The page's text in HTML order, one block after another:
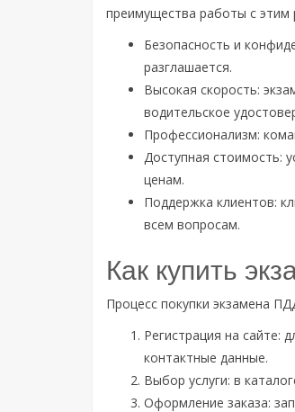
преимущества работы с этим
Безопасность и
разглашается.
Высокая скорость:
водительское
Профессионализм:
Доступная стоимость:
ценам.
Поддержка клиентов:
всем вопросам.
Как купить
Процесс покупки экзамена
Регистрация на сайте:
контактные данные.
Выбор услуги: в
Оформление заказа: